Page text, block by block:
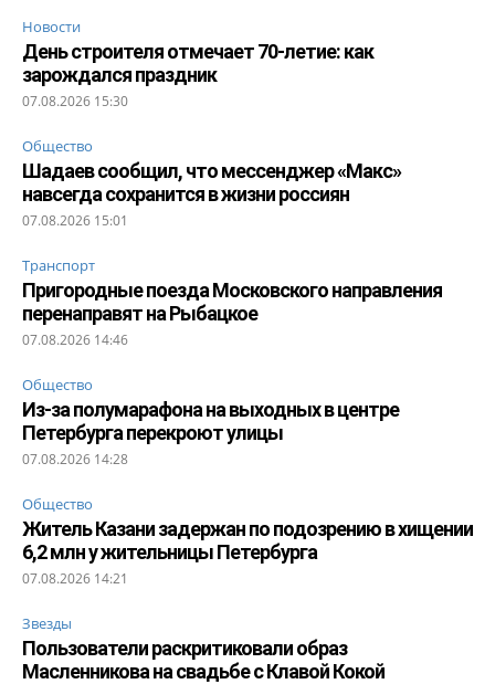
Новости
День строителя отмечает 70-летие: как
зарождался праздник
07.08.2026 15:30
Общество
Шадаев сообщил, что мессенджер «Макс»
навсегда сохранится в жизни россиян
07.08.2026 15:01
Транспорт
Пригородные поезда Московского направления
перенаправят на Рыбацкое
07.08.2026 14:46
Общество
Из-за полумарафона на выходных в центре
Петербурга перекроют улицы
07.08.2026 14:28
Общество
Житель Казани задержан по подозрению в хищении
6,2 млн у жительницы Петербурга
07.08.2026 14:21
Звезды
Пользователи раскритиковали образ
Масленникова на свадьбе с Клавой Кокой